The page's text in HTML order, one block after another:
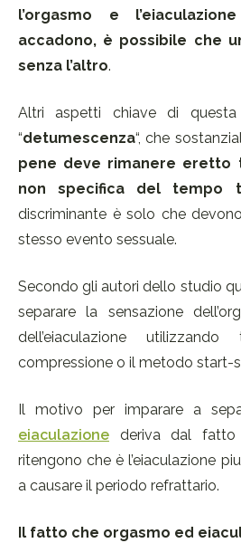
l’orgasmo e
accadono, è possibile che
senza l’altro.
Altri aspetti chiave di
“detumescenza“, che
pene deve rimanere eretto
non specifica del tempo
discriminante è solo che
stesso evento sessuale.
Secondo gli autori dello studio
separare la sensazione
dell’eiaculazione
compressione o il metodo start-
Il motivo per imparare a
eiaculazione deriva dal fatto
ritengono che è l’eiaculazione
a causare il periodo refrattario.
Il fatto che orgasmo ed